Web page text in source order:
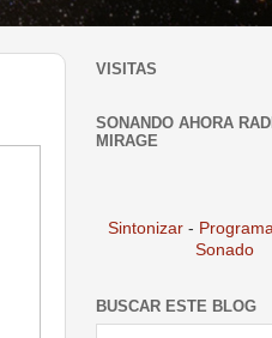
VISITAS
SONANDO AHORA
MIRAGE
Sintonizar -
Sonado
BUSCAR ESTE BLOG